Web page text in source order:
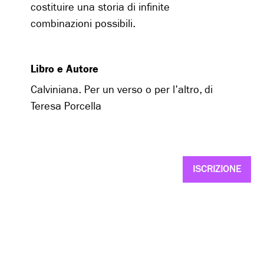
costituire una storia di infinite
combinazioni possibili.
Libro e Autore
Calviniana. Per un verso o per l'altro, di
Teresa Porcella
ISCRIZIONE